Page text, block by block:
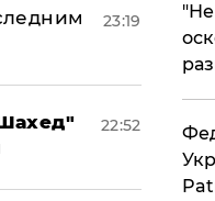
23:19
22:52